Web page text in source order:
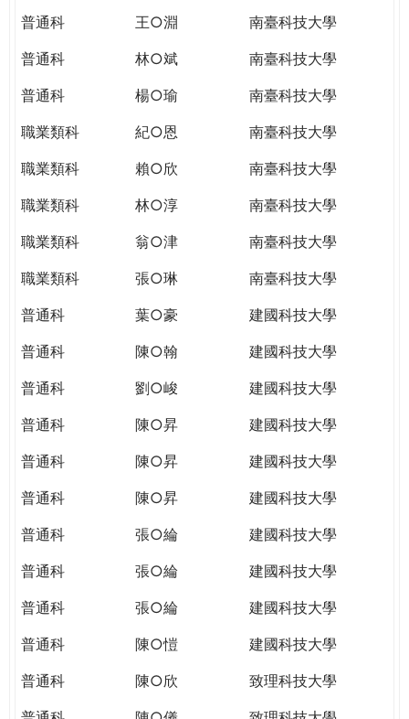
普通科
王○淵
南臺科技大學
普通科
林○斌
南臺科技大學
普通科
楊○瑜
南臺科技大學
職業類科
紀○恩
南臺科技大學
職業類科
賴○欣
南臺科技大學
職業類科
林○淳
南臺科技大學
職業類科
翁○津
南臺科技大學
職業類科
張○琳
南臺科技大學
普通科
葉○豪
建國科技大學
普通科
陳○翰
建國科技大學
普通科
劉○峻
建國科技大學
普通科
陳○昇
建國科技大學
普通科
陳○昇
建國科技大學
普通科
陳○昇
建國科技大學
普通科
張○綸
建國科技大學
普通科
張○綸
建國科技大學
普通科
張○綸
建國科技大學
普通科
陳○愷
建國科技大學
普通科
陳○欣
致理科技大學